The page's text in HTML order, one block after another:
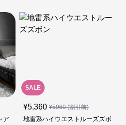
ア
SALE
¥5,360 ¥5960(割引前)
地雷系ハイウエストルーズズボ